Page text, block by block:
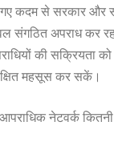
कदम से सरकार और
संगठित अपराध कर
की सक्रियता
महसूस कर सकें।
नेटवर्क